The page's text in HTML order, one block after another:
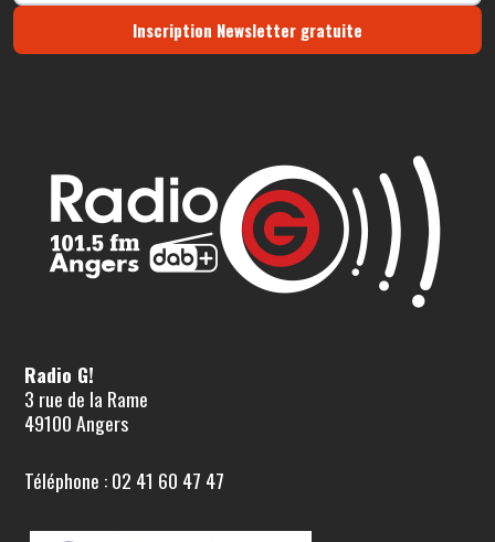
Inscription Newsletter gratuite
Radio G!
3 rue de la Rame
49100 Angers
Téléphone : 02 41 60 47 47